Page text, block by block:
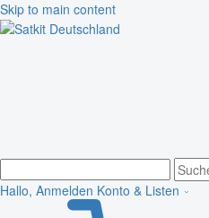
Skip to main content
Hallo, Anmelden Konto & Listen